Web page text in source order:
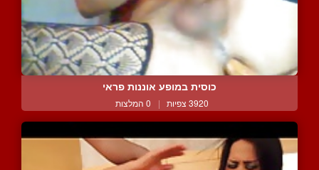
כוסית במופע אוננות פראי
3920 צפיות | 0 המלצות